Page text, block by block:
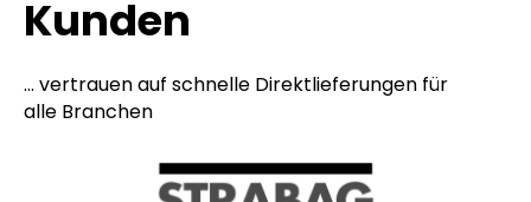
Kunden
... vertrauen auf schnelle Direktlieferungen für
alle Branchen